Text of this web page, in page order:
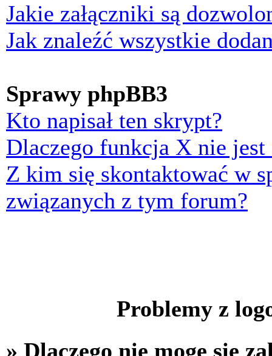
Jakie załączniki są
Jak znaleźć wszystkie
Sprawy phpBB3
Kto napisał ten skrypt?
Dlaczego funkcja X nie jest
Z kim się skontaktować w
związanych z tym forum?
Problemy z
» Dlaczego nie mogę się